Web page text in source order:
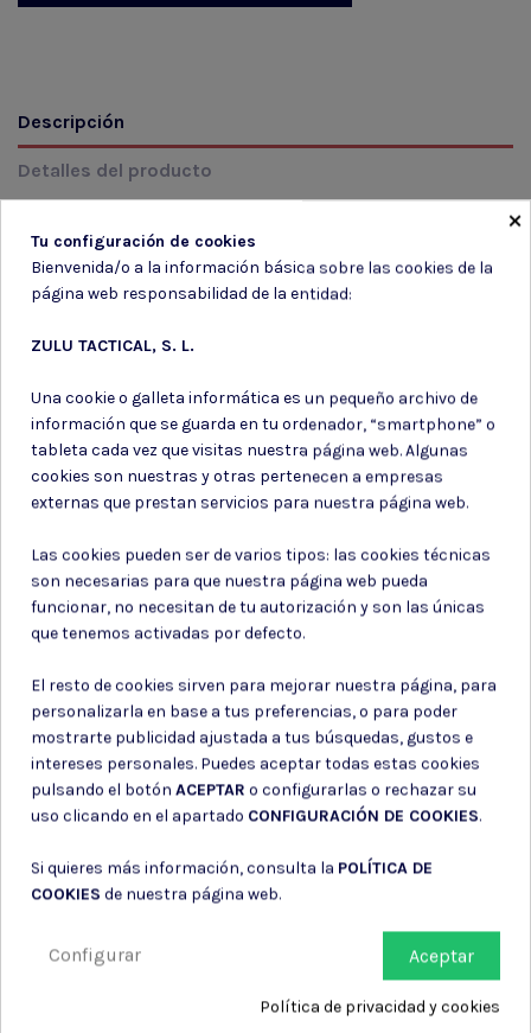
Descripción
Detalles del producto
MODELO: TB1142-DE Color: 274 TAN Talla: S/T
Suscríbete a nuestro boletín
Puede darse de baja en cualquier momento. Para ello, consulte nuestra
información de contacto en el aviso legal.
Consiento el uso de mis datos para los fines indicados en la
Consiento el uso de mis datos personales para recibir publicidad
de su entidad.
×
Tu configuración de cookies
Bienvenida/o a la información básica sobre las cookies de la
página web responsabilidad de la entidad:
ZULU TACTICAL, S. L.
Una cookie o galleta informática es un pequeño archivo de
información que se guarda en tu ordenador, “smartphone” o
tableta cada vez que visitas nuestra página web. Algunas
cookies son nuestras y otras pertenecen a empresas
externas que prestan servicios para nuestra página web.
Las cookies pueden ser de varios tipos: las cookies técnicas
son necesarias para que nuestra página web pueda
funcionar, no necesitan de tu autorización y son las únicas
que tenemos activadas por defecto.
El resto de cookies sirven para mejorar nuestra página, para
personalizarla en base a tus preferencias, o para poder
mostrarte publicidad ajustada a tus búsquedas, gustos e
intereses personales. Puedes aceptar todas estas cookies
pulsando el botón ACEPTAR o configurarlas o rechazar su
uso clicando en el apartado CONFIGURACIÓN DE COOKIES.
Si quieres más información, consulta la POLÍTICA DE
COOKIES de nuestra página web.
Aceptar
Configurar
Política de privacidad y cookies